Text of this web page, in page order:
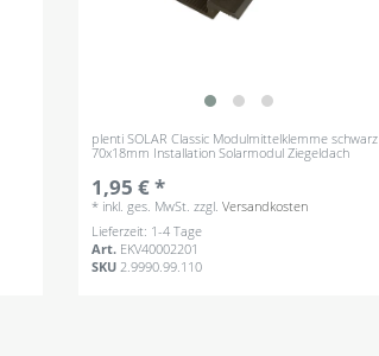
plenti SOLAR Classic Modulmittelklemme schwarz
70x18mm Installation Solarmodul Ziegeldach
1,95 € *
* inkl. ges. MwSt. zzgl.Versandkosten
Lieferzeit: 1-4 Tage
Art. EKV40002201
SKU2.9990.99.110